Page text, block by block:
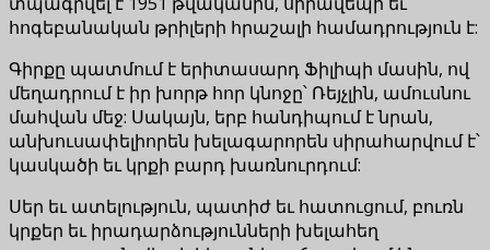
հոգեբանական թրիլերի հրաշալի համադրություն է:
Գիրքը պատմում է երիտասարդ Ֆիլիպի մասին, ով
մեղադրում է իր խորթ հոր կնոջը՝ Ռեյչլին, ամուսնու
մահվան մեջ: Սակայն, երբ հանդիպում է նրան,
անխուսափելիորեն խելագարորեն սիրահարվում է՝
կասկածի եւ կրքի բարդ խառնուրդում:
Սեր եւ ատելություն, պատիժ եւ հատուցում, բուռն
կրքեր եւ իրադարձությունների խելահեղ